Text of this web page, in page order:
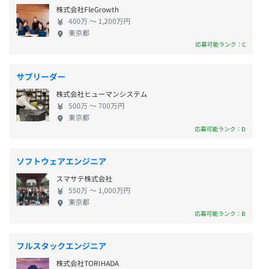
Google Cloud Platform （GCP）／Cloudflare
■CI/CD
GitHub Actions／Google Cloud Build
Gemini
■その他
Notion／Figma／Slack
・1on1
∟毎週／毎月1回の1on1を通じて、目標設定と振り返りを
おこない、成長の促進に努めています。個別のサポートで
働きやすさを追求します。
・慶弔休暇
・産休育休・介護休暇（取得実績あり）
・育児支援
・交通費支給
・ヘルスサポート（ジムやサウナなど健康維持に関するお
6カ月に1度、6カ月分のインセンティブを支給
年2回、昇進昇格のチャンスがあります
各企業に最適なマッチングを実現します。 ▍施工管
理求人.com 施工管理求人.comは、施工管理技士に特
化した業界最大級の求人サイトです。全国の施工管理
条件での検索が可能です。未経験から有資格者まで、
一人ひとりのキャリアに合った求人との出会いを提
供します。 ▍サクレキ サクレキは、履歴書・職務経
歴書をスマホから無料で作成できるWebツールで
す。質問に答えるだけで職歴を魅力的な文章に自動生
類はPDFでそのままダウンロード・印刷が可能です。
▍ウェブメディア事業 建設業界の情報メディア「ジ
ョブリー」や「転職マガジン」の他、転職領域を中
心としてメディアターゲットに合わせたサービスサ
イトを複数運営。"転職市場に情報の透明化を"とい
株式会社FleGrowth
400万 〜 1,200万円
東京都
応募可能ランク：C
サブリーダー
株式会社ヒューマンシステム
500万 〜 700万円
東京都
応募可能ランク：D
ソフトウェアエンジニア
スマサテ株式会社
550万 〜 1,000万円
東京都
応募可能ランク：B
フルスタックエンジニア
株式会社TORIHADA